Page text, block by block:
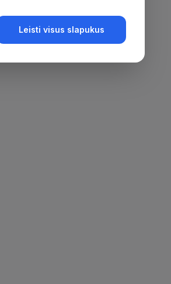
Leisti visus slapukus